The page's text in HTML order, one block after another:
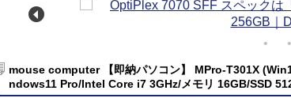
mouse computer 【即納パソコン】 MPro-T301X
ndows11 Pro/Intel Core i7 3GHz/メモリ 16GB/SSD